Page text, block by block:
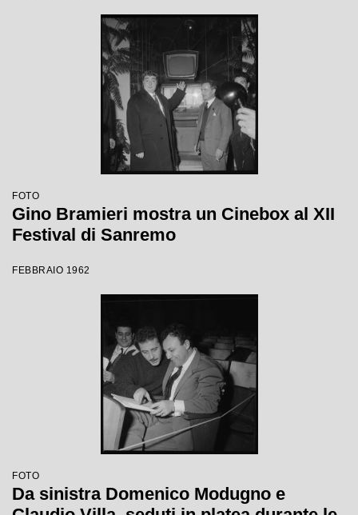
FOTO
Gino Bramieri mostra un Cinebox al XII
Festival di Sanremo
FEBBRAIO 1962
FOTO
Da sinistra Domenico Modugno e